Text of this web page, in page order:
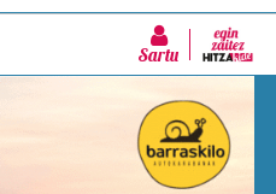
Sartu